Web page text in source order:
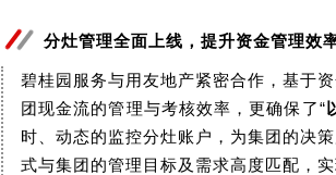
分灶管理全面上线，提升资金管理效
碧桂园服务与用友地产紧密合作，基于
团现金流的管理与考核效率，更确保了“
时、动态的监控分灶账户，为集团的决
式与集团的管理目标及需求高度匹配，